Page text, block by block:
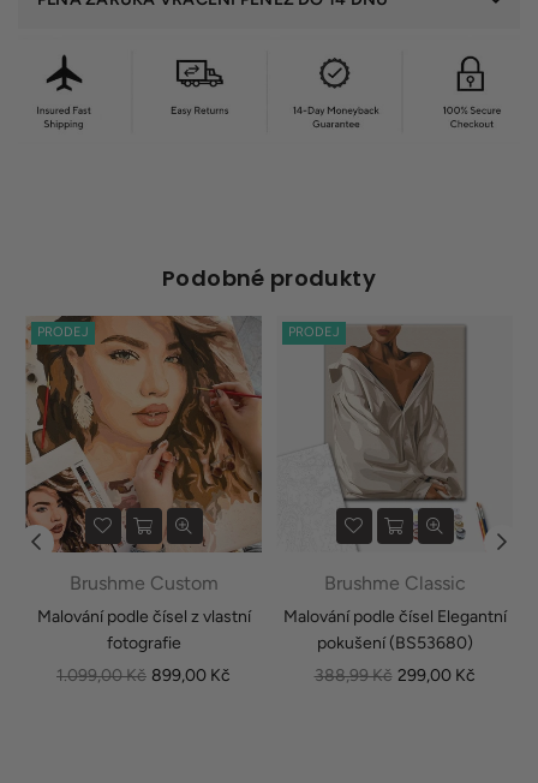
Podobné produkty
PRODEJ
Brushme Custom
Malování podle čísel z vlastní
fotografie
Běžná
1.099,00 Kč 899,00 Kč
PRODEJ
Brushme Classic
Malování podle čísel Elegantní
pokušení (BS53680)
Běžná
388,99 Kč 299,00 Kč